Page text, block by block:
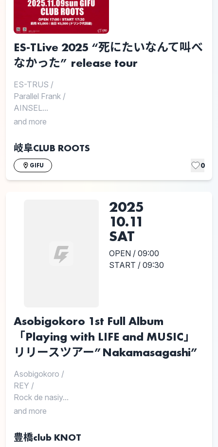
ES-TLive 2025 “死にたいなんて叫べ
なかった” release tour
ES-TRUS /
Parallel Frank /
AINSEL...
and more
岐阜CLUB ROOTS
GIFU 0
2025
10.11
SAT
OPEN / 09:00
START / 09:30
Asobigokoro 1st Full Album
「Playing with LIFE and MUSIC」
リリースツアー”Nakamasagashi”
Asobigokoro /
REY /
Rock de nasiy...
and more
豊橋club KNOT